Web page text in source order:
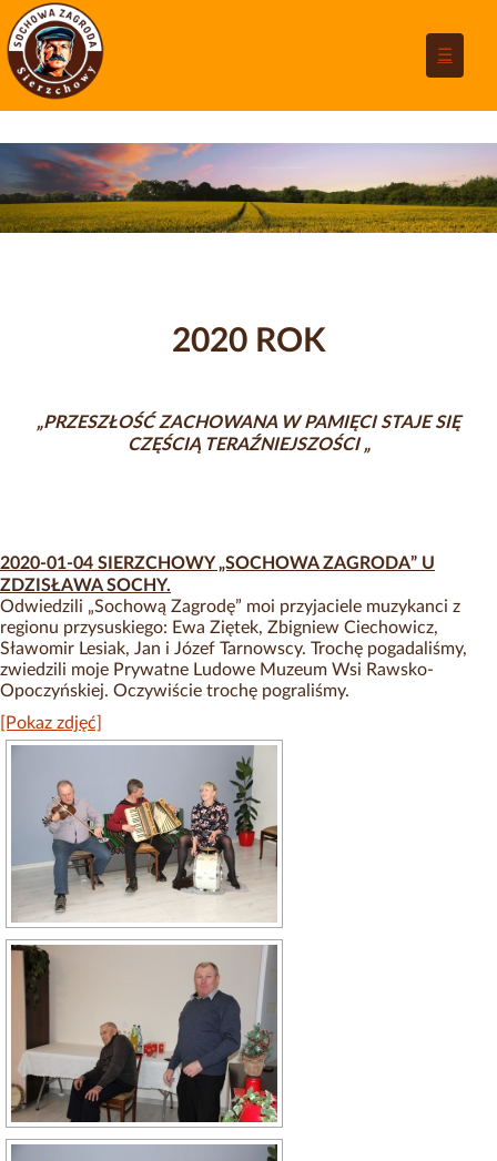
☰
2020 ROK
„PRZESZŁOŚĆ ZACHOWANA W PAMIĘCI STAJE SIĘ
CZĘŚCIĄ TERAŹNIEJSZOŚCI „
2020-01-04 SIERZCHOWY „SOCHOWA ZAGRODA” U
ZDZISŁAWA SOCHY.
Odwiedzili „Sochową Zagrodę” moi przyjaciele muzykanci z
regionu przysuskiego: Ewa Ziętek, Zbigniew Ciechowicz,
Sławomir Lesiak, Jan i Józef Tarnowscy. Trochę pogadaliśmy,
zwiedzili moje Prywatne Ludowe Muzeum Wsi Rawsko-
Opoczyńskiej. Oczywiście trochę pograliśmy.
[Pokaz zdjęć]